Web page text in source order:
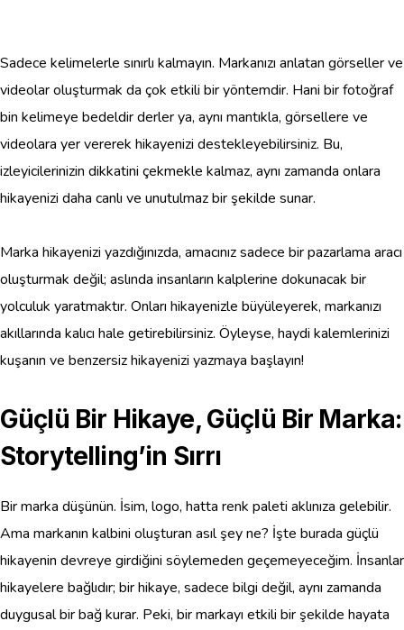
Sadece kelimelerle sınırlı kalmayın. Markanızı anlatan görseller ve
videolar oluşturmak da çok etkili bir yöntemdir. Hani bir fotoğraf
bin kelimeye bedeldir derler ya, aynı mantıkla, görsellere ve
videolara yer vererek hikayenizi destekleyebilirsiniz. Bu,
izleyicilerinizin dikkatini çekmekle kalmaz, aynı zamanda onlara
hikayenizi daha canlı ve unutulmaz bir şekilde sunar.
Marka hikayenizi yazdığınızda, amacınız sadece bir pazarlama aracı
oluşturmak değil; aslında insanların kalplerine dokunacak bir
yolculuk yaratmaktır. Onları hikayenizle büyüleyerek, markanızı
akıllarında kalıcı hale getirebilirsiniz. Öyleyse, haydi kalemlerinizi
kuşanın ve benzersiz hikayenizi yazmaya başlayın!
Güçlü Bir Hikaye, Güçlü Bir Marka:
Storytelling’in Sırrı
Bir marka düşünün. İsim, logo, hatta renk paleti aklınıza gelebilir.
Ama markanın kalbini oluşturan asıl şey ne? İşte burada güçlü
hikayenin devreye girdiğini söylemeden geçemeyeceğim. İnsanlar
hikayelere bağlıdır; bir hikaye, sadece bilgi değil, aynı zamanda
duygusal bir bağ kurar. Peki, bir markayı etkili bir şekilde hayata